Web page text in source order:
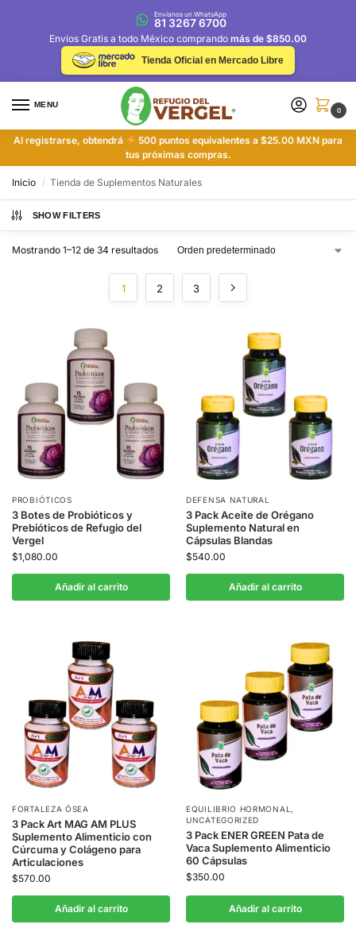
Envíanos un WhatsApp
81 3267 6700
Envíos Gratis a todo México comprando más de $850.00
Tienda Oficial en Mercado Libre
MENU
0
Al registrarse, obtendrá
500 puntos equivalentes a $25.00 MXN para
tus próximas compras.
Inicio / Tienda de Suplementos Naturales
SHOW FILTERS
Mostrando 1–12 de 34 resultados
1 2 3
PROBIÓTICOS
3 Botes de Probióticos y
Prebióticos de Refugio del
Vergel
$1,080.00
Añadir al carrito
DEFENSA NATURAL
3 Pack Aceite de Orégano
Suplemento Natural en
Cápsulas Blandas
$540.00
Añadir al carrito
FORTALEZA ÓSEA
3 Pack Art MAG AM PLUS
Suplemento Alimenticio con
Cúrcuma y Colágeno para
Articulaciones
$570.00
Añadir al carrito
EQUILIBRIO HORMONAL ,
UNCATEGORIZED
3 Pack ENER GREEN Pata de
Vaca Suplemento Alimenticio
60 Cápsulas
$350.00
Añadir al carrito